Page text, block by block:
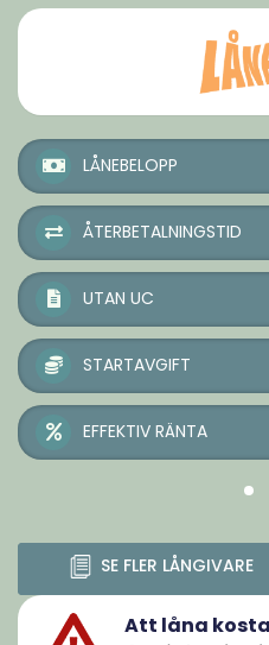
LÅNEBELOPP
ÅTERBETALNINGSTID
UTAN UC
STARTAVGIFT
EFFEKTIV RÄNTA
SE FLER LÅNGIVARE
Att låna